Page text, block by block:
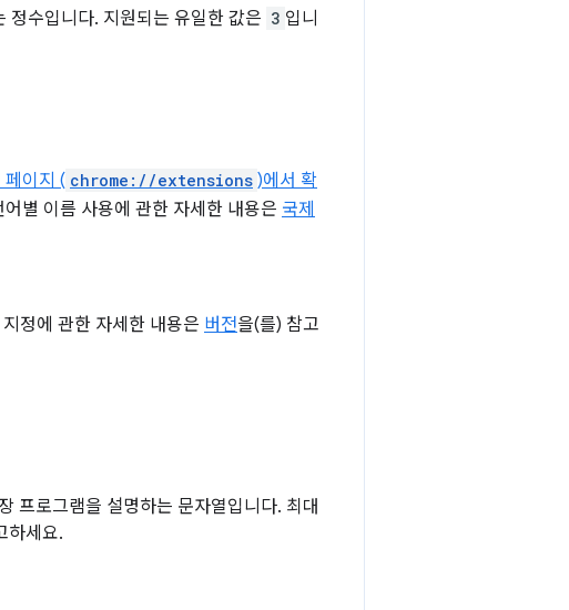
정수입니다. 지원되는 유일한 값은 3 입니
이지 ( chrome://extensions )에서 확
어별 이름 사용에 관한 자세한 내용은 국제
정에 관한 자세한 내용은 버전을(를) 참고
프로그램을 설명하는 문자열입니다. 최대
하세요.